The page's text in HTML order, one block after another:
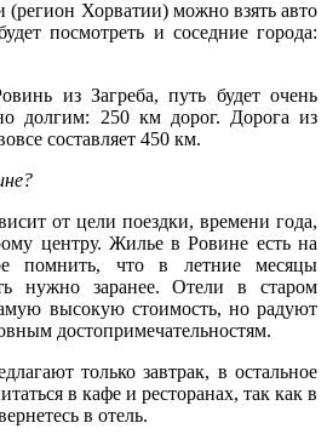
Хорватии) можно взять авто
посмотреть и соседние города:
из Загреба, путь будет очень
долгим: 250 км дорог. Дорога из
составляет 450 км.
от цели поездки, времени года,
центру. Жилье в Ровине есть на
помнить, что в летние месяцы
нужно заранее. Отели в старом
высокую стоимость, но радуют
достопримечательностям.
только завтрак, в остальное
в кафе и ресторанах, так как в
в отель.